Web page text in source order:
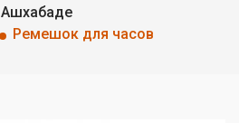
Ашхабаде
Ремешок для часов